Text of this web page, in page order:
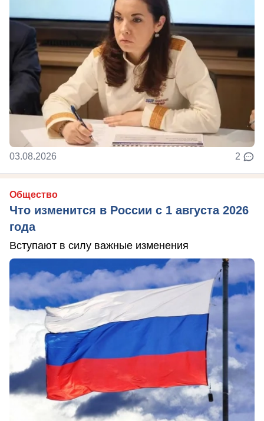
03.08.2026 2
Общество
Что изменится в России с 1 августа 2026
года
Вступают в силу важные изменения